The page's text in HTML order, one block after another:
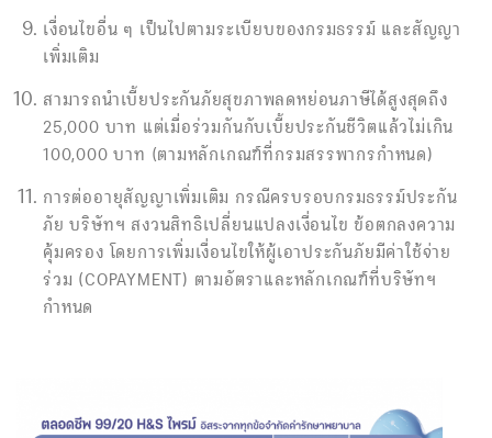
เงื่อนไขอื่น ๆ เป็นไปตามระเบียบของกรมธรรม์ และสัญญา
เพิ่มเติม
สามารถนำเบี้ยประกันภัยสุขภาพลดหย่อนภาษีได้สูงสุดถึง
25,000 บาท แต่เมื่อร่วมกันกับเบี้ยประกันชีวิตแล้วไม่เกิน
100,000 บาท (ตามหลักเกณฑ์ที่กรมสรรพากรกำหนด)
การต่ออายุสัญญาเพิ่มเติม กรณีครบรอบกรมธรรม์ประกัน
ภัย บริษัทฯ สงวนสิทธิเปลี่ยนแปลงเงื่อนไข ข้อตกลงความ
คุ้มครอง โดยการเพิ่มเงื่อนไขให้ผู้เอาประกันภัยมีค่าใช้จ่าย
ร่วม (COPAYMENT) ตามอัตราและหลักเกณฑ์ที่บริษัทฯ
กำหนด